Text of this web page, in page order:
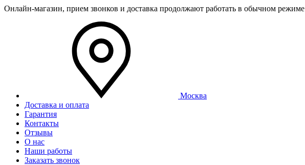
Онлайн-магазин, прием звонков и доставка продолжают работать в обычном режиме
Москва
Доставка и оплата
Гарантия
Контакты
Отзывы
О нас
Наши работы
Заказать звонок